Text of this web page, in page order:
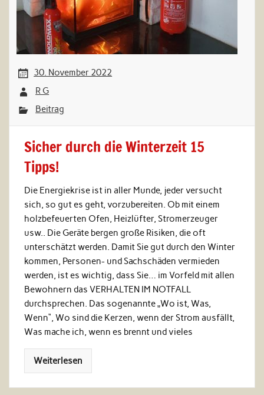
30. November 2022
R G
Beitrag
Sicher durch die Winterzeit 15
Tipps!
Die Energiekrise ist in aller Munde, jeder versucht
sich, so gut es geht, vorzubereiten. Ob mit einem
holzbefeuerten Ofen, Heizlüfter, Stromerzeuger
usw.. Die Geräte bergen große Risiken, die oft
unterschätzt werden. Damit Sie gut durch den Winter
kommen, Personen- und Sachschäden vermieden
werden, ist es wichtig, dass Sie… im Vorfeld mit allen
Bewohnern das VERHALTEN IM NOTFALL
durchsprechen. Das sogenannte „Wo ist, Was,
Wenn“, Wo sind die Kerzen, wenn der Strom ausfällt,
Was mache ich, wenn es brennt und vieles
Weiterlesen